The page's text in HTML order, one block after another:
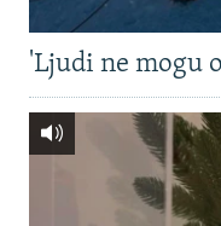
'Ljudi ne mogu